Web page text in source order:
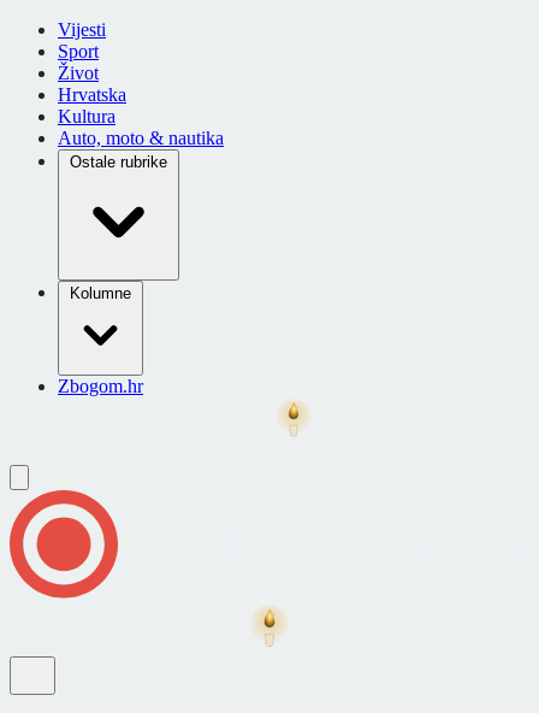
Vijesti
Sport
Život
Hrvatska
Kultura
Auto, moto & nautika
Ostale rubrike
Kolumne
Zbogom.hr